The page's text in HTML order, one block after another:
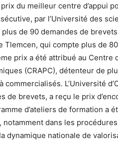
du meilleur centre d’appui
par l’Université des
de 90 demandes de
Tlemcen, qui compte plus de
prix a été attribué au Centre
(CRAPC), détenteur de
L’Université
de brevets, a reçu le prix
d’ateliers de formation a
dans les
nationale de